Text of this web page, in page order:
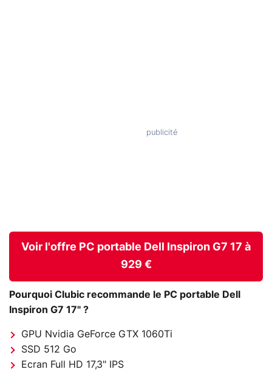
Voir l'offre PC portable Dell Inspiron G7 17 à
929 €
Pourquoi Clubic recommande le PC portable Dell
Inspiron G7 17" ?
GPU Nvidia GeForce GTX 1060Ti
SSD 512 Go
Ecran Full HD 17,3" IPS